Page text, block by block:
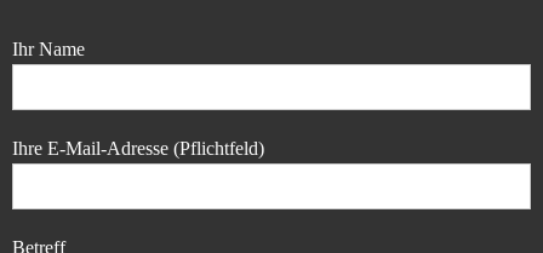
Ihr Name
Ihre E-Mail-Adresse (Pflichtfeld)
Betreff